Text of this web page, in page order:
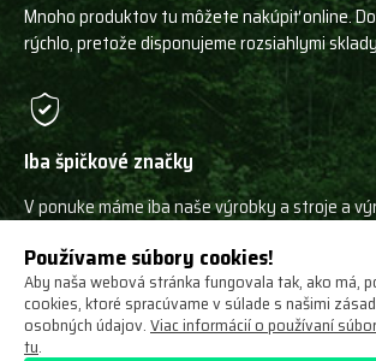
Mnoho produktov tu môžete nakúpiť online.
rýchlo, pretože disponujeme rozsiahlymi
Iba špičkové značky
V ponuke máme iba naše výrobky a stroje a
Používame súbory cookies!
Aby naša webová stránka fungovala tak, ako má,
cookies, ktoré spracúvame v súlade s našimi
osobných údajov.Viac informácií o používaní
tu.